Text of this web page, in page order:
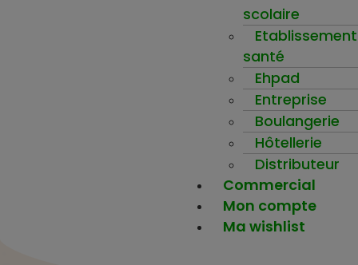
scolaire
santé
Ehpad
Entreprise
Boulangerie
Hôtellerie
Distributeur
Commercial
Mon compte
Ma wishlist